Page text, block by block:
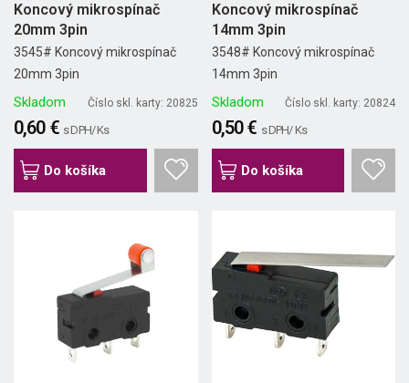
Koncový mikrospínač
20mm 3pin
3545# Koncový mikrospínač
20mm 3pin
Skladom Číslo skl. karty: 20825
0,60 € s DPH/ Ks
Do košíka
Koncový mikrospínač
14mm 3pin
3548# Koncový mikrospínač
14mm 3pin
Skladom Číslo skl. karty: 20824
0,50 € s DPH/ Ks
Do košíka